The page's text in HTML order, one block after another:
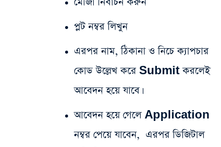
প্লট নম্বর লিখুন
এরপর নাম, ঠিকানা ও নিচে ক্যাপচার
কোড উল্লেখ করে Submit করলেই
আবেদন হয়ে যাবে।
আবেদন হয়ে গেলে Application
নম্বর পেয়ে যাবেন, এরপর ডিজিটাল